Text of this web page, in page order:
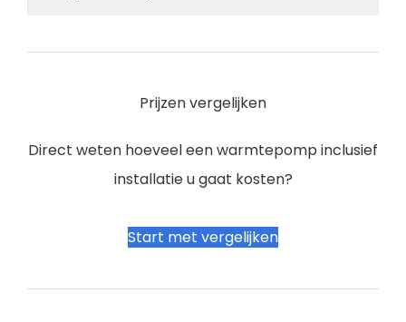
Prijzen vergelijken
Direct weten hoeveel een warmtepomp inclusief
installatie u gaat kosten?
Start met vergelijken